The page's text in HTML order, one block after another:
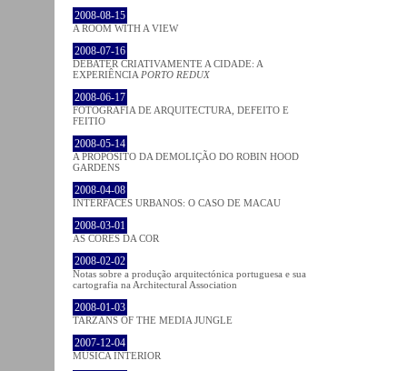
2008-08-15
A ROOM WITH A VIEW
2008-07-16
DEBATER CRIATIVAMENTE A CIDADE: A
EXPERIÊNCIA PORTO REDUX
2008-06-17
FOTOGRAFIA DE ARQUITECTURA, DEFEITO E
FEITIO
2008-05-14
A PROPÓSITO DA DEMOLIÇÃO DO ROBIN HOOD
GARDENS
2008-04-08
INTERFACES URBANOS: O CASO DE MACAU
2008-03-01
AS CORES DA COR
2008-02-02
Notas sobre a produção arquitectónica portuguesa e sua
cartografia na Architectural Association
2008-01-03
TARZANS OF THE MEDIA JUNGLE
2007-12-04
MÚSICA INTERIOR